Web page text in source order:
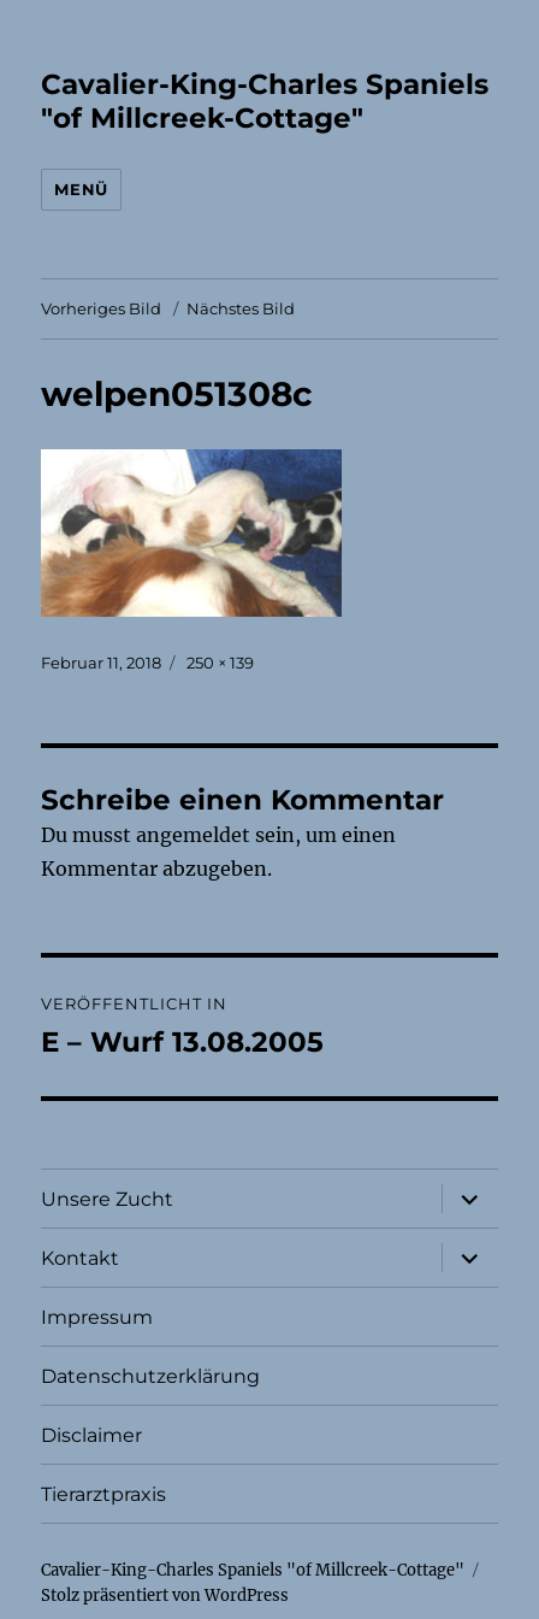
Cavalier-King-Charles Spaniels
"of Millcreek-Cottage"
MENÜ
Vorheriges Bild Nächstes Bild
welpen051308c
Veröffentlicht
Februar 11, 2018 Originalgröße
250 × 139
Schreibe einen Kommentar
Du musstangemeldet sein, um einen
Kommentar abzugeben.
VERÖFFENTLICHT IN
E – Wurf 13.08.2005
Unsere Zucht
öffnen
Kontakt
öffnen
Impressum
Datenschutzerklärung
Disclaimer
Tierarztpraxis
Cavalier-King-Charles Spaniels "of Millcreek-Cottage"
Stolz präsentiert von WordPress